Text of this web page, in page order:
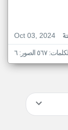
Oct 03, 2024
٥٦٧ الصور: ٦